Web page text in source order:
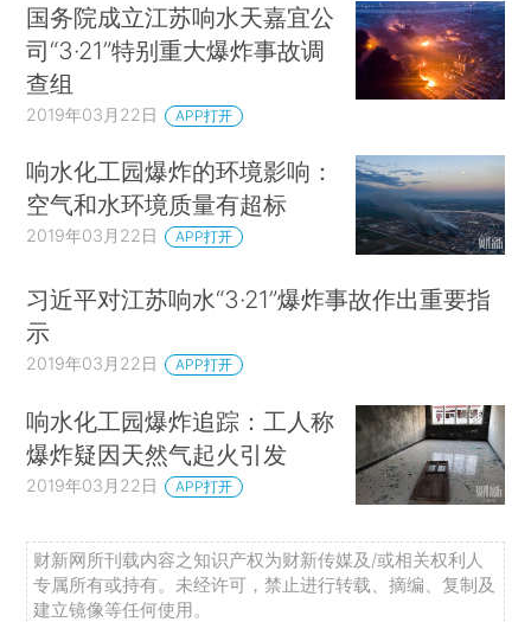
国务院成立江苏响水天嘉宜公
司“3·21”特别重大爆炸事故调
查组
2019年03月22日 APP打开
响水化工园爆炸的环境影响：
空气和水环境质量有超标
2019年03月22日 APP打开
习近平对江苏响水“3·21”爆炸事故作出重要指
示
2019年03月22日 APP打开
响水化工园爆炸追踪：工人称
爆炸疑因天然气起火引发
2019年03月22日 APP打开
财新网所刊载内容之知识产权为财新传媒及/或相关权利人
专属所有或持有。未经许可，禁止进行转载、摘编、复制及
建立镜像等任何使用。